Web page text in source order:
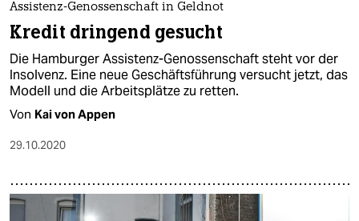
Assistenz-Genossenschaft in Geldnot
Kredit dringend gesucht
Die Hamburger Assistenz-Genossenschaft steht vor der
Insolvenz. Eine neue Geschäftsführung versucht jetzt, das
Modell und die Arbeitsplätze zu retten.
Von Kai von Appen
29.10.2020